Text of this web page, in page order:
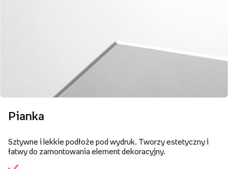
Pianka
Sztywne i lekkie podłoże pod wydruk. Tworzy estetyczny i
łatwy do zamontowania element dekoracyjny.